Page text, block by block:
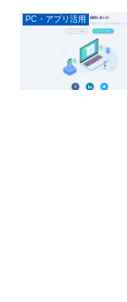
PC・アプリ活用